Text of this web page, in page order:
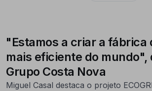
"Estamos a criar a fábrica
mais eficiente do mundo",
Grupo Costa Nova
Miguel Casal destaca o projeto